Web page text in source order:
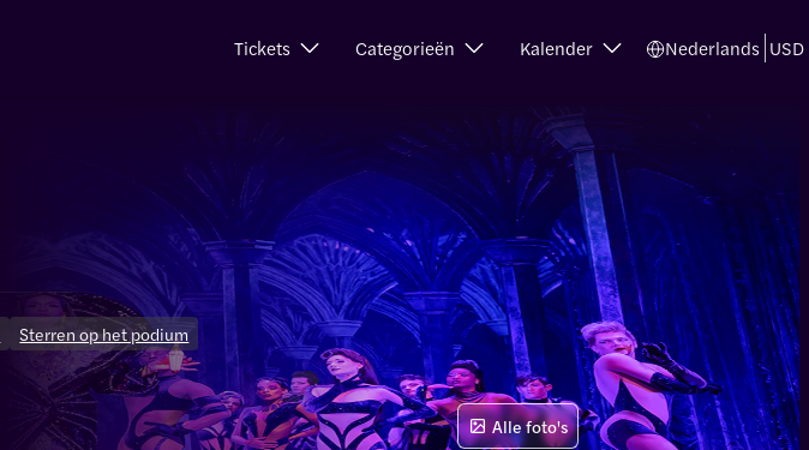
Tickets Categorieën Kalender Nederlands USD
Sterren op het podium
Alle foto's